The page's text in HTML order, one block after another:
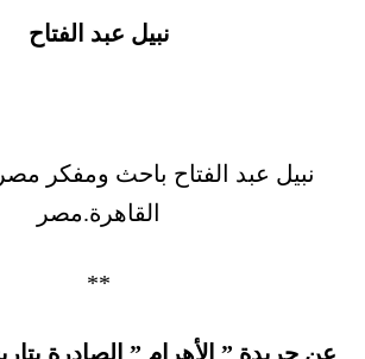
نبيل عبد الفتاح
نبيل عبد الفتاح باحث ومفكر
القاهرة.مصر
**